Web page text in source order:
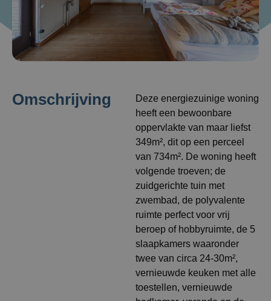
Omschrijving
Deze energiezuinige woning
heeft een bewoonbare
oppervlakte van maar liefst
349m², dit op een perceel
van 734m². De woning heeft
volgende troeven; de
zuidgerichte tuin met
zwembad, de polyvalente
ruimte perfect voor vrij
beroep of hobbyruimte, de 5
slaapkamers waaronder
twee van circa 24-30m²,
vernieuwde keuken met alle
toestellen, vernieuwde